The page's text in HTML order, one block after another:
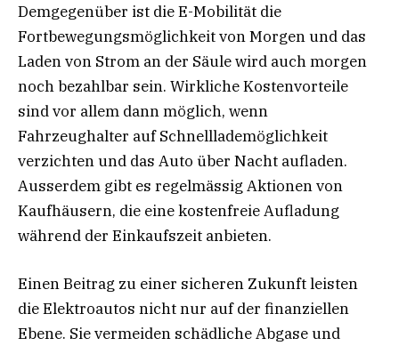
Demgegenüber ist die E-Mobilität die
Fortbewegungsmöglichkeit von Morgen und das
Laden von Strom an der Säule wird auch morgen
noch bezahlbar sein. Wirkliche Kostenvorteile
sind vor allem dann möglich, wenn
Fahrzeughalter auf Schnelllademöglichkeit
verzichten und das Auto über Nacht aufladen.
Ausserdem gibt es regelmässig Aktionen von
Kaufhäusern, die eine kostenfreie Aufladung
während der Einkaufszeit anbieten.
Einen Beitrag zu einer sicheren Zukunft leisten
die Elektroautos nicht nur auf der finanziellen
Ebene. Sie vermeiden schädliche Abgase und